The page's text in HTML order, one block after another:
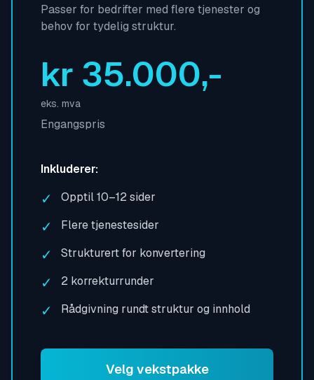
Passer for bedrifter med flere tjenester og
behov for tydelig struktur.
kr 35.000,-
eks. mva
Engangspris
Inkluderer:
✓ Opptil 10–12 sider
✓ Flere tjenestesider
✓ Strukturert for konvertering
✓ 2 korrekturrunder
✓ Rådgivning rundt struktur og innhold
Velg vekstpakke